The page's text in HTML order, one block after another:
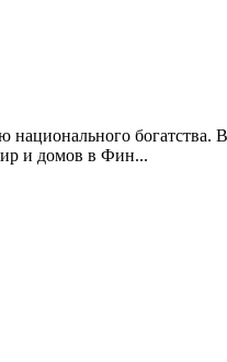
национального
и домов в Фин...